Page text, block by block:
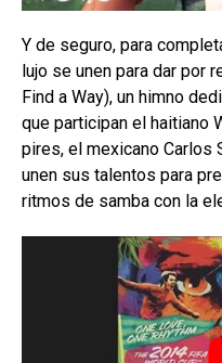
Y de seguro, para
lujo se unen para dar por
Find a Way), un himno
que participan el haitiano
pires, el mexicano Carlos
unen sus talentos para
ritmos de samba con la